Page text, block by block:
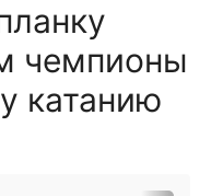
чемпионы
катанию